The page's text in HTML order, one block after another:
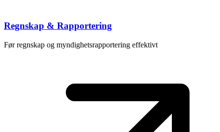
Regnskap & Rapportering
Før regnskap og myndighetsrapportering effektivt